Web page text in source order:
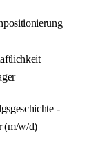
-
(m/w/d)